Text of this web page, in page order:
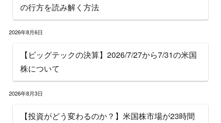
の行方を読み解く方法
2026年8月6日
【ビッグテックの決算】2026/7/27から7/31の米国
株について
2026年8月3日
【投資がどう変わるのか？】米国株市場が23時間